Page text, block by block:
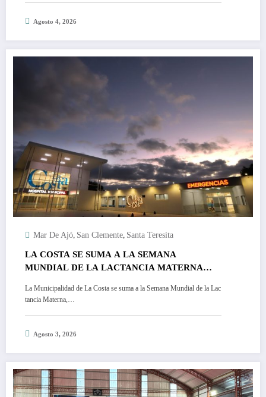
Agosto 4, 2026
Mar De Ajó, San Clemente, Santa Teresita
LA COSTA SE SUMA A LA SEMANA
MUNDIAL DE LA LACTANCIA MATERNA
La Municipalidad de La Costa se suma a la Semana Mundial de la Lac
tancia Materna,…
Agosto 3, 2026